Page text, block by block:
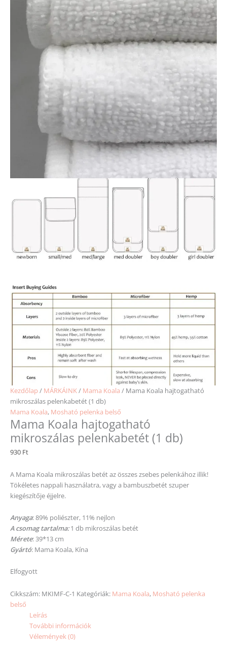
Kezdőlap / MÁRKÁINK/ Mama Koala / Mama Koala hajtogatható
mikroszálas pelenkabetét (1 db)
Mama Koala, Mosható pelenka belső
Mama Koala hajtogatható
mikroszálas pelenkabetét (1 db)
930 Ft
A Mama Koala mikroszálas betét az összes zsebes pelenkához illik!
Tökéletes nappali használatra, vagy a bambuszbetét szuper
kiegészítője éjjelre.
Anyaga: 89% poliészter, 11% nejlon
A csomag tartalma: 1 db mikroszálas betét
Mérete: 39*13 cm
Gyártó: Mama Koala, Kína
Elfogyott
Cikkszám: MKIMF-C-1 Kategóriák: Mama Koala, Mosható pelenka
belső
Leírás
További információk
Vélemények (0)